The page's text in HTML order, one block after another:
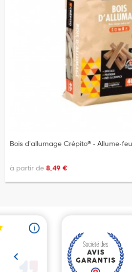
Bois d'allumage Crépito® - Allume-
à partir de 8,49 €